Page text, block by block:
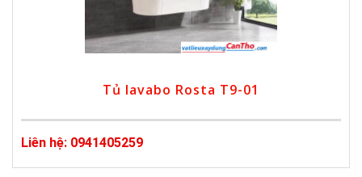
Tủ lavabo Rosta T9-01
Liên hệ: 0941405259